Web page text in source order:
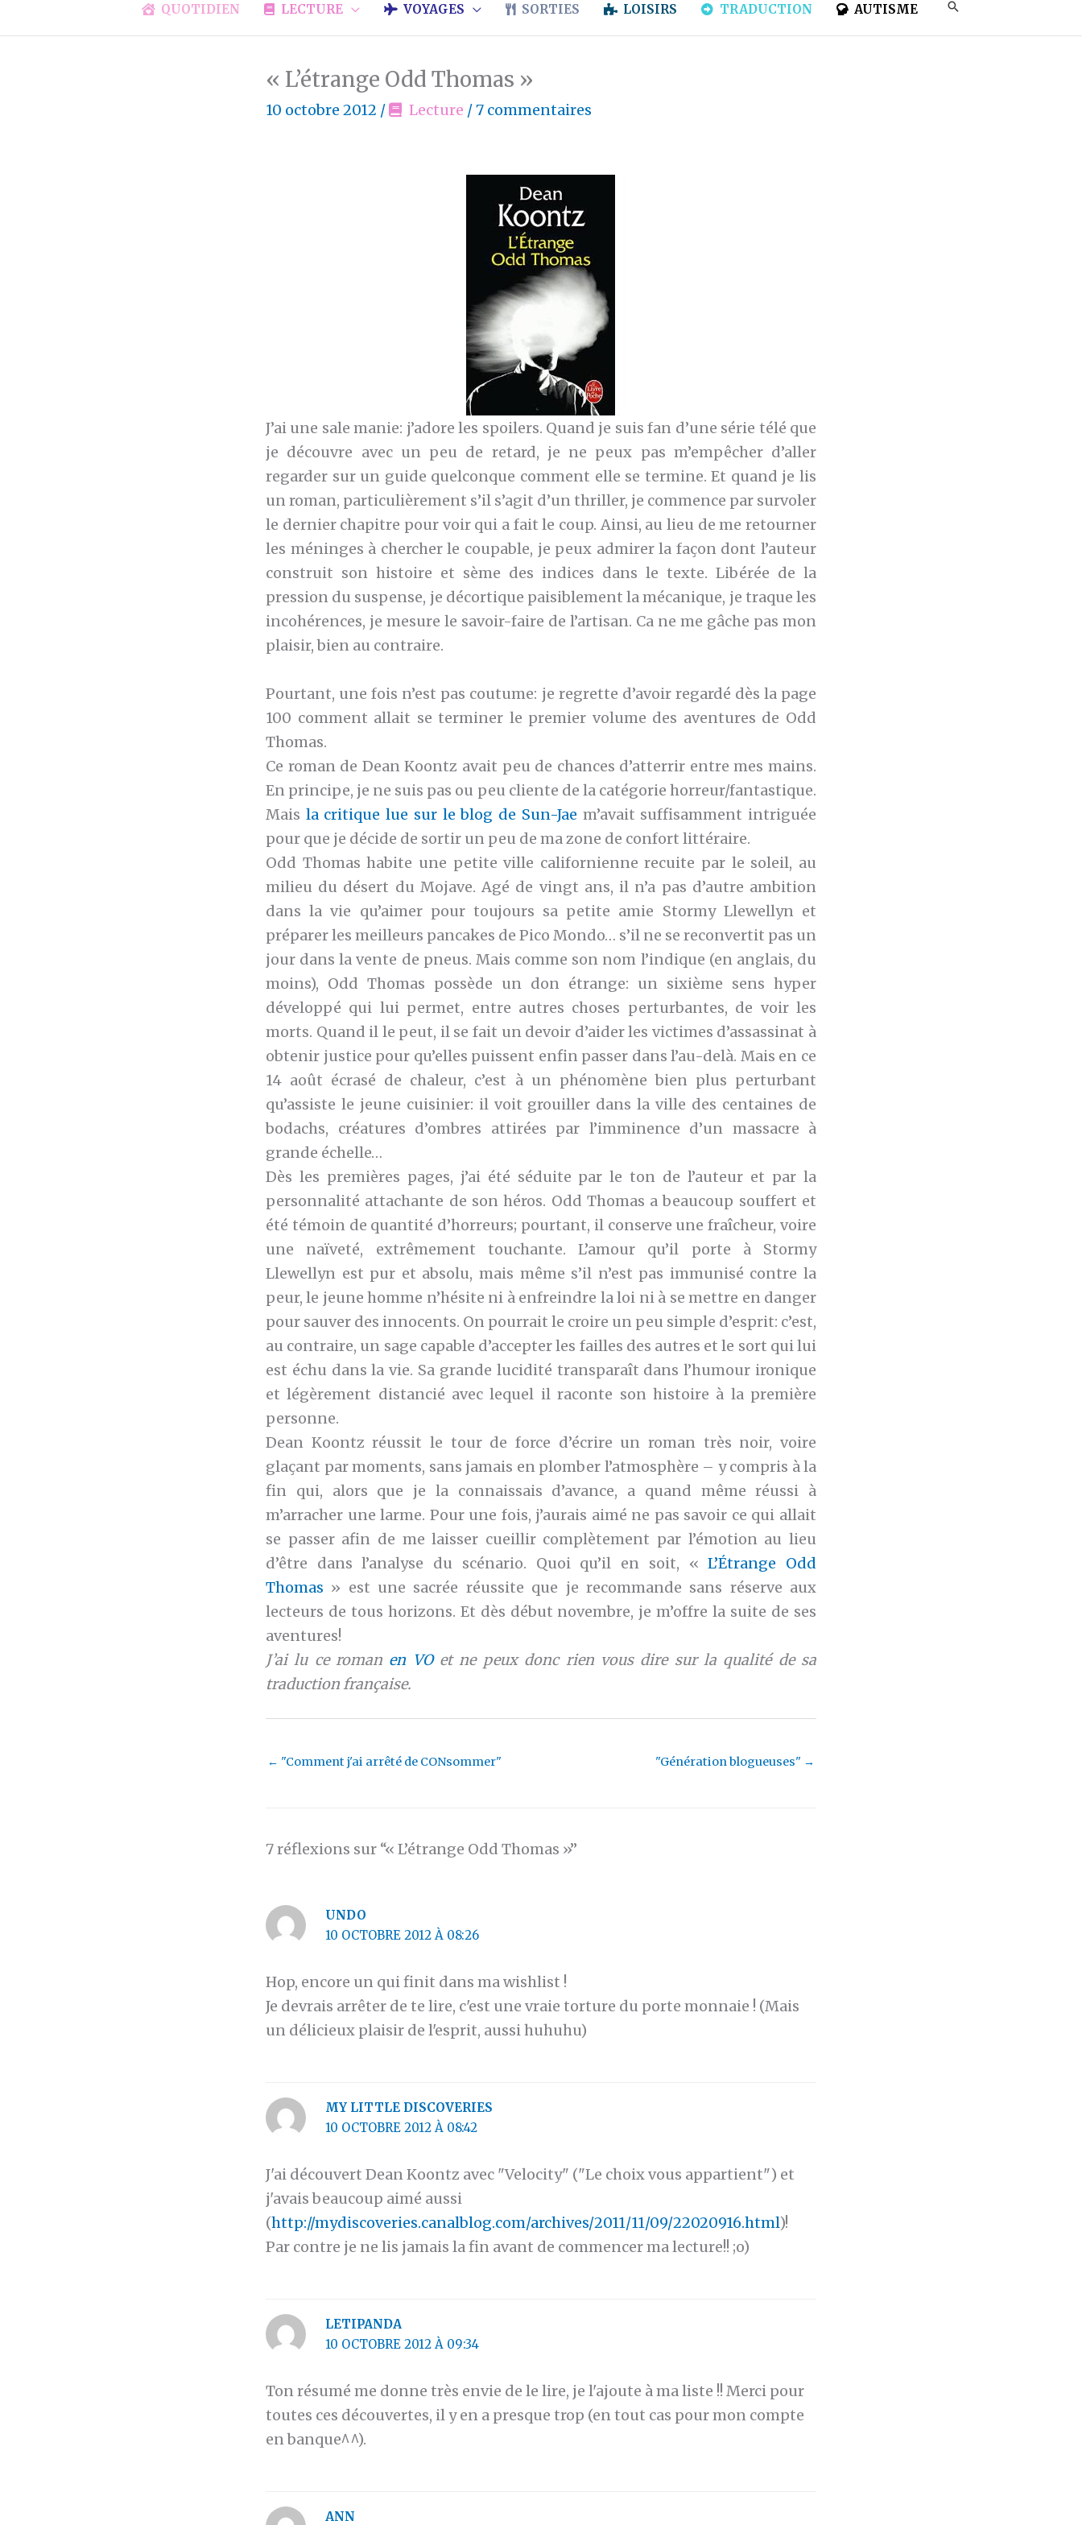
QUOTIDIEN LECTURE VOYAGES SORTIES LOISIRS TRADUCTION AUTISME
« L’étrange Odd Thomas »
10 octobre 2012 / Lecture /7 commentaires
J’ai une sale manie: j’adore les spoilers. Quand je suis fan d’une série télé que
je découvre avec un peu de retard, je ne peux pas m’empêcher d’aller
regarder sur un guide quelconque comment elle se termine. Et quand je lis
un roman, particulièrement s’il s’agit d’un thriller, je commence par survoler
le dernier chapitre pour voir qui a fait le coup. Ainsi, au lieu de me retourner
les méninges à chercher le coupable, je peux admirer la façon dont l’auteur
construit son histoire et sème des indices dans le texte. Libérée de la
pression du suspense, je décortique paisiblement la mécanique, je traque les
incohérences, je mesure le savoir-faire de l’artisan. Ca ne me gâche pas mon
plaisir, bien au contraire.
Pourtant, une fois n’est pas coutume: je regrette d’avoir regardé dès la page
100 comment allait se terminer le premier volume des aventures de Odd
Thomas.
Ce roman de Dean Koontz avait peu de chances d’atterrir entre mes mains.
En principe, je ne suis pas ou peu cliente de la catégorie horreur/fantastique.
Mais la critique lue sur le blog de Sun-Jae m’avait suffisamment intriguée
pour que je décide de sortir un peu de ma zone de confort littéraire.
Odd Thomas habite une petite ville californienne recuite par le soleil, au
milieu du désert du Mojave. Agé de vingt ans, il n’a pas d’autre ambition
dans la vie qu’aimer pour toujours sa petite amie Stormy Llewellyn et
préparer les meilleurs pancakes de Pico Mondo… s’il ne se reconvertit pas un
jour dans la vente de pneus. Mais comme son nom l’indique (en anglais, du
moins), Odd Thomas possède un don étrange: un sixième sens hyper
développé qui lui permet, entre autres choses perturbantes, de voir les
morts. Quand il le peut, il se fait un devoir d’aider les victimes d’assassinat à
obtenir justice pour qu’elles puissent enfin passer dans l’au-delà. Mais en ce
14 août écrasé de chaleur, c’est à un phénomène bien plus perturbant
qu’assiste le jeune cuisinier: il voit grouiller dans la ville des centaines de
bodachs, créatures d’ombres attirées par l’imminence d’un massacre à
grande échelle…
Dès les premières pages, j’ai été séduite par le ton de l’auteur et par la
personnalité attachante de son héros. Odd Thomas a beaucoup souffert et
été témoin de quantité d’horreurs; pourtant, il conserve une fraîcheur, voire
une naïveté, extrêmement touchante. L’amour qu’il porte à Stormy
Llewellyn est pur et absolu, mais même s’il n’est pas immunisé contre la
peur, le jeune homme n’hésite ni à enfreindre la loi ni à se mettre en danger
pour sauver des innocents. On pourrait le croire un peu simple d’esprit: c’est,
au contraire, un sage capable d’accepter les failles des autres et le sort qui lui
est échu dans la vie. Sa grande lucidité transparaît dans l’humour ironique
et légèrement distancié avec lequel il raconte son histoire à la première
personne.
Dean Koontz réussit le tour de force d’écrire un roman très noir, voire
glaçant par moments, sans jamais en plomber l’atmosphère – y compris à la
fin qui, alors que je la connaissais d’avance, a quand même réussi à
m’arracher une larme. Pour une fois, j’aurais aimé ne pas savoir ce qui allait
se passer afin de me laisser cueillir complètement par l’émotion au lieu
d’être dans l’analyse du scénario. Quoi qu’il en soit, «L’Étrange Odd
Thomas » est une sacrée réussite que je recommande sans réserve aux
lecteurs de tous horizons. Et dès début novembre, je m’offre la suite de ses
aventures!
J’ai lu ce roman en VOet ne peux donc rien vous dire sur la qualité de sa
traduction française.
← "Comment j'ai arrêté de CONsommer" "Génération blogueuses" →
7 réflexions sur “« L’étrange Odd Thomas »”
UNDO
10 OCTOBRE 2012 À 08:26
Hop, encore un qui finit dans ma wishlist !
Je devrais arrêter de te lire, c'est une vraie torture du porte monnaie ! (Mais
un délicieux plaisir de l'esprit, aussi huhuhu)
MY LITTLE DISCOVERIES
10 OCTOBRE 2012 À 08:42
J'ai découvert Dean Koontz avec "Velocity" ("Le choix vous appartient") et
j'avais beaucoup aimé aussi
(http://mydiscoveries.canalblog.com/archives/2011/11/09/22020916.html)!
Par contre je ne lis jamais la fin avant de commencer ma lecture!! ;o)
LETIPANDA
10 OCTOBRE 2012 À 09:34
Ton résumé me donne très envie de le lire, je l'ajoute à ma liste !! Merci pour
toutes ces découvertes, il y en a presque trop (en tout cas pour mon compte
en banque^^).
ANN